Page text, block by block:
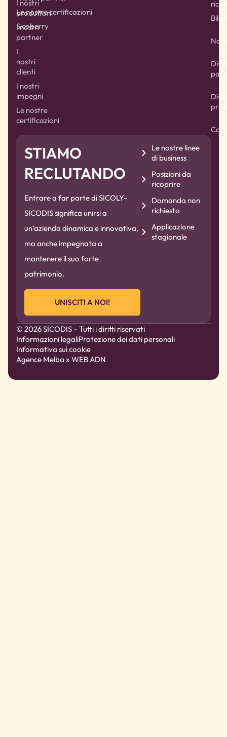
I nostri
produttori
I nostri
partner
I
nostri
clienti
I nostri
impegni
Le nostre
certificazioni
Le nostre certificazioni
Sicoberry
STIAMO
RECLUTANDO
Entrare a far parte di SICOLY-
SICODIS significa unirsi a
un’azienda dinamica e innovativa,
ma anche impegnata a
mantenere il suo forte
patrimonio.
UNISCITI A NOI!
Le nostre linee
di business
Posizioni da
ricoprire
Domanda non
richiesta
Applicazione
stagionale
© 2026 SICODIS – Tutti i diritti riservati
Informazioni legaliProtezione dei dati personali
Informativa sui cookie
Agence Melba x WEB ADN